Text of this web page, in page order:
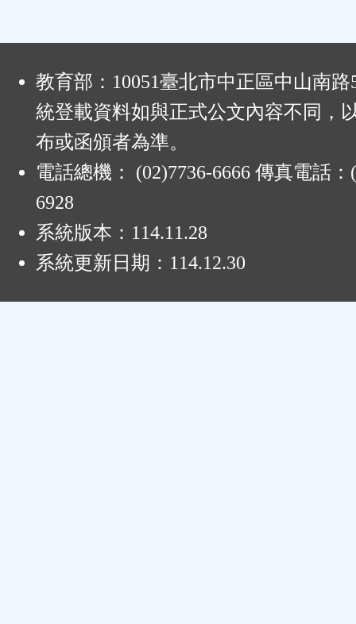
教育部：10051臺北市中正區中山南
統登載資料如與正式公文內容不同，
布或函頒者為準。
電話總機： (02)7736-6666 傳真電話：
6928
系統版本： 114.11.28
系統更新日期： 114.12.30